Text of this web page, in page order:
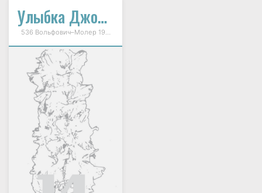
Улыбка Джоконды
536 Вольфович–Молер 1991г.